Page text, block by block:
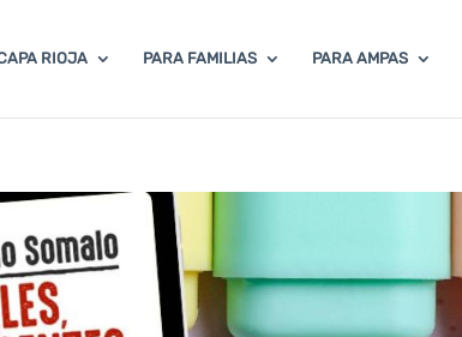
RIOJA PARA FAMILIAS PARA AMPAS